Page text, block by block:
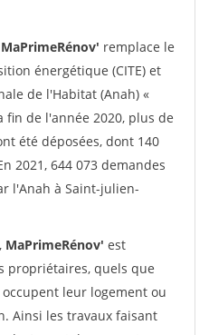
MaPrimeRénov' remplace le
énergétique (CITE) et
de l'Habitat (Anah) «
fin de l'année 2020, plus de
été déposées, dont 140
2021, 644 073 demandes
l'Anah à Saint-julien-
MaPrimeRénov' est
propriétaires, quels que
leur logement ou
Ainsi les travaux faisant